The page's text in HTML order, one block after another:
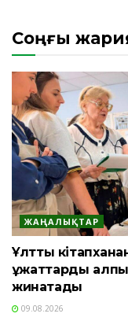
Соңғы
ЖАҢАЛЫҚТАР
Ұлттық
құжаттарды
жинақтады
09.08.2026